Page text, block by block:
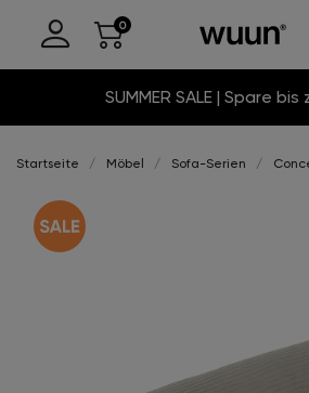
SUMMER SALE | Spare bis
Startseite Möbel Sofa-Serien